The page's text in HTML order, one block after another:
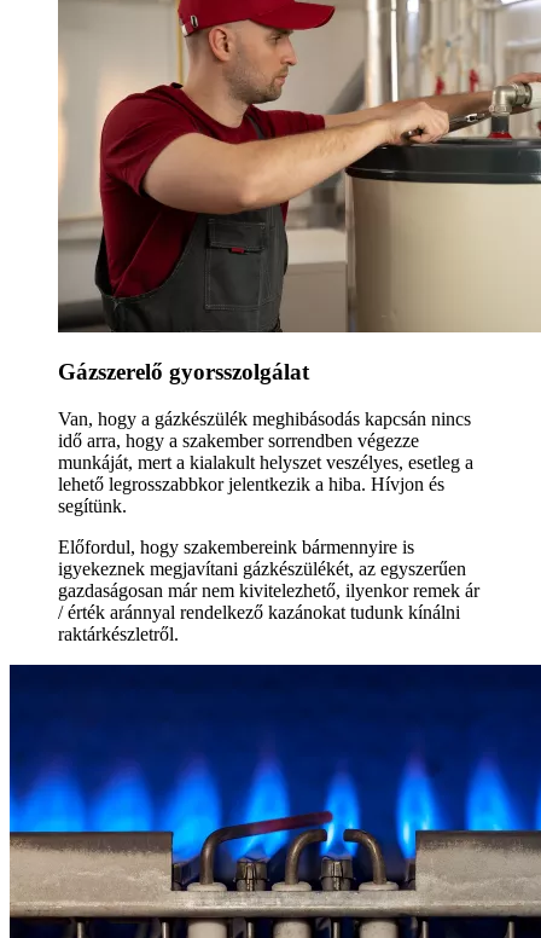
Gázszerelő gyorsszolgálat
Van, hogy a gázkészülék meghibásodás kapcsán nincs
idő arra, hogy a szakember sorrendben végezze
munkáját, mert a kialakult helyszet veszélyes, esetleg a
lehető legrosszabbkor jelentkezik a hiba. Hívjon és
segítünk.
Előfordul, hogy szakembereink bármennyire is
igyekeznek megjavítani gázkészülékét, az egyszerűen
gazdaságosan már nem kivitelezhető, ilyenkor remek ár
/ érték aránnyal rendelkező kazánokat tudunk kínálni
raktárkészletről.